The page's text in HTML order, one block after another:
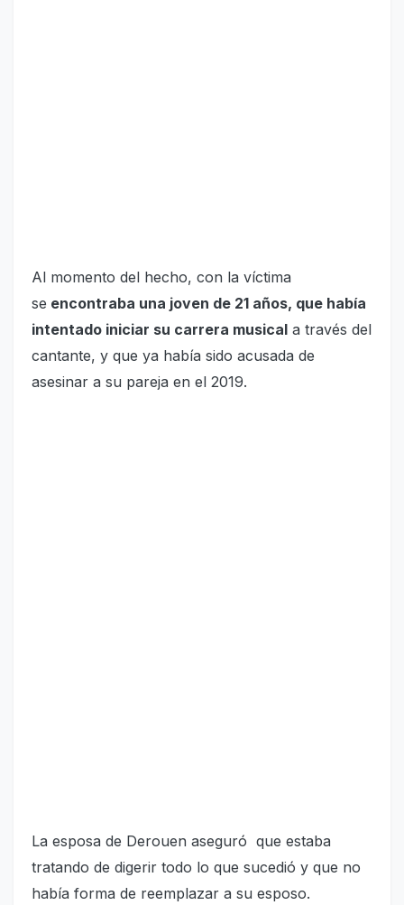
Al momento del hecho, con la víctima
se encontraba una joven de 21 años, que había
intentado iniciar su carrera musical a través del
cantante, y que ya había sido acusada de
asesinar a su pareja en el 2019.
La esposa de Derouen aseguró que estaba
tratando de digerir todo lo que sucedió y que no
había forma de reemplazar a su esposo.